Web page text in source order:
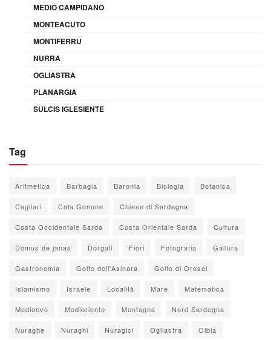
MEDIO CAMPIDANO
MONTEACUTO
MONTIFERRU
NURRA
OGLIASTRA
PLANARGIA
SULCIS IGLESIENTE
Tag
Aritmetica Barbagia Baronia Biologia Botanica
Cagliari Cala Gonone Chiese di Sardegna
Costa Occidentale Sarda Costa Orientale Sarda Cultura
Domus de janas Dorgali Fiori Fotografia Gallura
Gastronomia Golfo dell'Asinara Golfo di Orosei
Islamismo Israele Località Mare Matematica
Medioevo Medioriente Montagna Nord Sardegna
Nuraghe Nuraghi Nuragici Ogliastra Olbia